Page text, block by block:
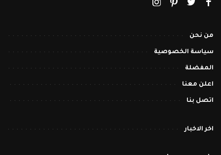
من نحن
سياسة الخصوصية
المفضلة
اعلن معنا
اتصل بنا
اخر الاخبار